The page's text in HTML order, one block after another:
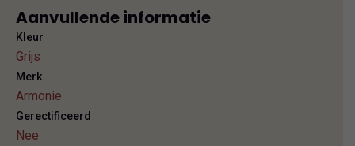
Aanvullende informatie
Kleur
Grijs
Merk
Armonie
Gerectificeerd
Nee